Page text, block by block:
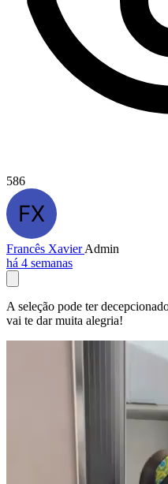
586
Francês XavierAdmin
há 4 semanas
A seleção pode ter
vai te dar muita alegria!